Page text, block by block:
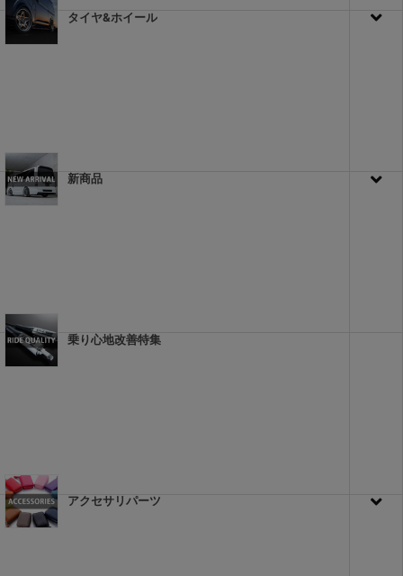
タイヤ&ホイール
新商品
乗り心地改善特集
アクセサリパーツ